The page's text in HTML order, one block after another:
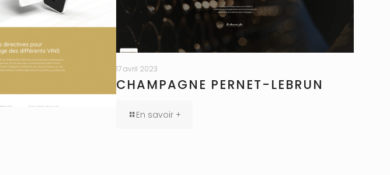
17 avril 2023
CHAMPAGNE PERNET-LEBRUN
En savoir +